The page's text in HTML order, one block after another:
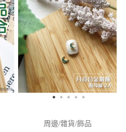
周邊/雜貨/飾品